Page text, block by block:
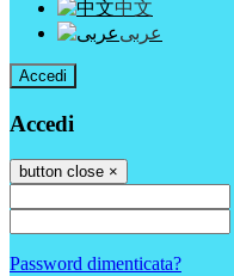
中文
عربى
Accedi
Accedi
button close ×
Password dimenticata?